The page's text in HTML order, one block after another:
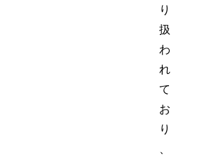
り
扱
わ
れ
て
お
り
、